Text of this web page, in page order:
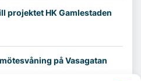
projektet HK Gamlestaden
på Vasagatan